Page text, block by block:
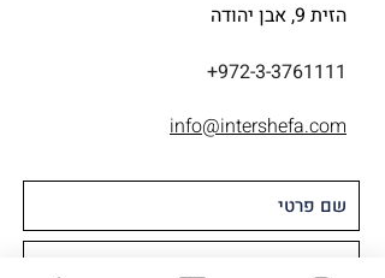
הזית 9, אבן יהודה
+972-3-3761111
info@intershefa.com